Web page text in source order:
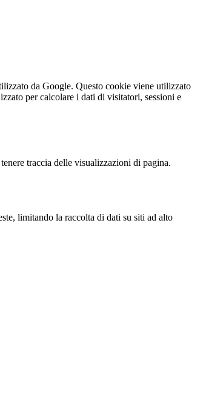
da Google. Questo cookie viene utilizzato
per calcolare i dati di visitatori, sessioni e
traccia delle visualizzazioni di pagina.
limitando la raccolta di dati su siti ad alto